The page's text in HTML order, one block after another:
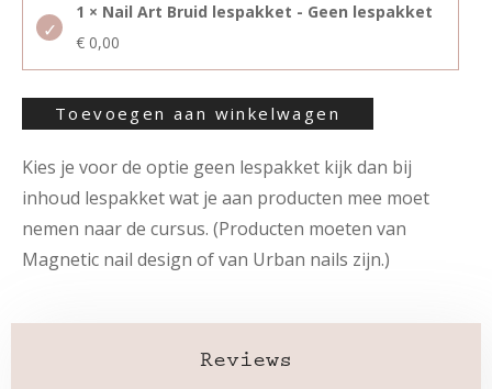
1 × Nail Art Bruid lespakket - Geen lespakket
€ 0,00
Toevoegen aan winkelwagen
Kies je voor de optie geen lespakket kijk dan bij
inhoud lespakket wat je aan producten mee moet
nemen naar de cursus. (Producten moeten van
Magnetic nail design of van Urban nails zijn.)
Reviews